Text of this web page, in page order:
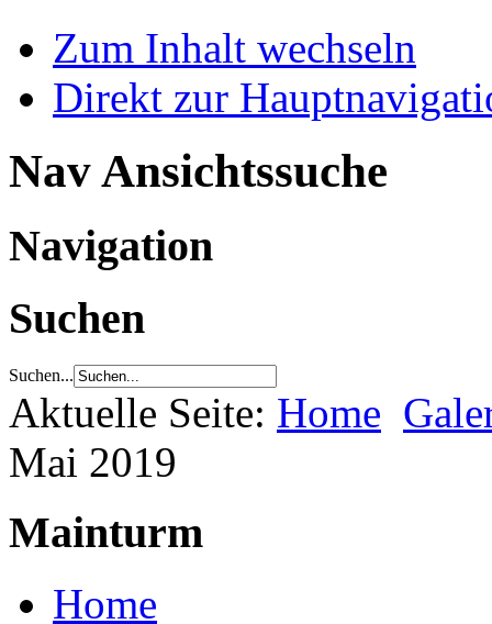
Zum Inhalt wechseln
Direkt zur
Nav Ansichtssuche
Navigation
Suchen
Suchen...
Aktuelle Seite: Home
Mai 2019
Mainturm
Home